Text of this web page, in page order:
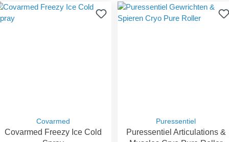
Covarmed
Covarmed Freezy Ice Cold
Puressentiel
Puressentiel Articulations &